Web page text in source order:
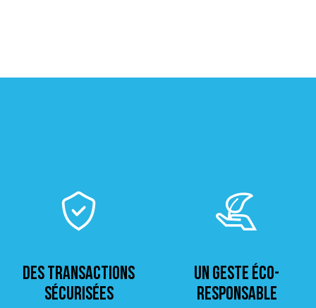
Des transactions
sécurisées
Un geste éco-
responsable